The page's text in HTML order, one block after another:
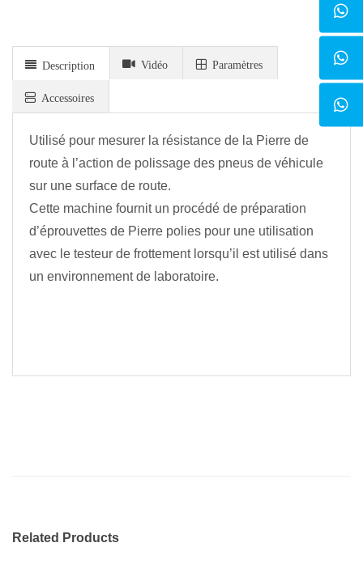
Description Vidéo Paramètres
Accessoires
Utilisé pour mesurer la résistance de la Pierre de
route à l’action de polissage des pneus de véhicule
sur une surface de route.
Cette machine fournit un procédé de préparation
d’éprouvettes de Pierre polies pour une utilisation
avec le testeur de frottement lorsqu’il est utilisé dans
un environnement de laboratoire.
Related Products